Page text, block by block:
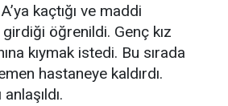
kaçtığı ve maddi
öğrenildi. Genç kız
kıymak istedi. Bu sırada
hastaneye kaldırdı.